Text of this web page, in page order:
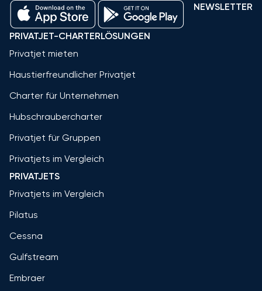
NEWSLETTER
PRIVATJET-CHARTERLÖSUNGEN
Privatjet mieten
Haustierfreundlicher Privatjet
Charter für Unternehmen
Hubschraubercharter
Privatjet für Gruppen
Privatjets im Vergleich
PRIVATJETS
Privatjets im Vergleich
Pilatus
Cessna
Gulfstream
Embraer